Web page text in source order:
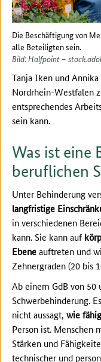
Die Beschäftigung von
alle Beteiligten sein.
Bild: Halfpoint –
Tanja Iken und
Nordrhein-Westfalen
entsprechendes
sein kann.
Was ist eine
beruflichen
Unter Behinderung
langfristige
in verschiedenen
kann. Sie kann auf
Ebeneauftreten und
Zehnergraden (20 bis
Ab einem GdB von 50
Schwerbehinderung.
nicht aussagt, wie
Person ist. Menschen
Stärken und
technischer und